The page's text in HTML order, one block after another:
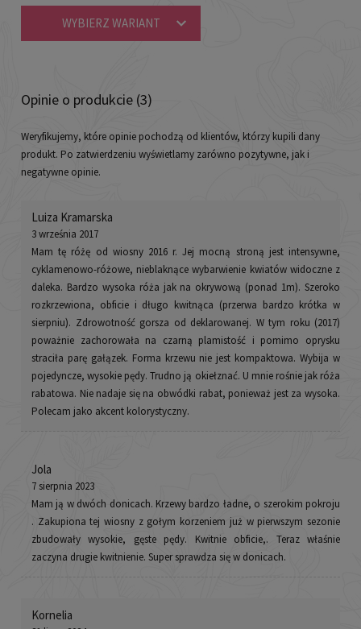
WYBIERZ WARIANT
Opinie o produkcie (3)
Weryfikujemy, które opinie pochodzą od klientów, którzy kupili dany
produkt. Po zatwierdzeniu wyświetlamy zarówno pozytywne, jak i
negatywne opinie.
Luiza Kramarska
3 września 2017
Mam tę różę od wiosny 2016 r. Jej mocną stroną jest intensywne,
cyklamenowo-różowe, nieblaknące wybarwienie kwiatów widoczne z
daleka. Bardzo wysoka róża jak na okrywową (ponad 1m). Szeroko
rozkrzewiona, obficie i długo kwitnąca (przerwa bardzo krótka w
sierpniu). Zdrowotność gorsza od deklarowanej. W tym roku (2017)
poważnie zachorowała na czarną plamistość i pomimo oprysku
straciła parę gałązek. Forma krzewu nie jest kompaktowa. Wybija w
pojedyncze, wysokie pędy. Trudno ją okiełznać. U mnie rośnie jak róża
rabatowa. Nie nadaje się na obwódki rabat, ponieważ jest za wysoka.
Polecam jako akcent kolorystyczny.
Jola
7 sierpnia 2023
Mam ją w dwóch donicach. Krzewy bardzo ładne, o szerokim pokroju
. Zakupiona tej wiosny z gołym korzeniem już w pierwszym sezonie
zbudowały wysokie, gęste pędy. Kwitnie obficie,. Teraz właśnie
zaczyna drugie kwitnienie. Super sprawdza się w donicach.
Kornelia